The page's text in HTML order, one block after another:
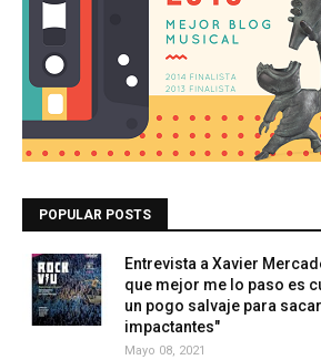
POPULAR POSTS
Entrevista a Xavier
que mejor me lo paso es
un pogo salvaje para
impactantes"
Mayo 08, 2021